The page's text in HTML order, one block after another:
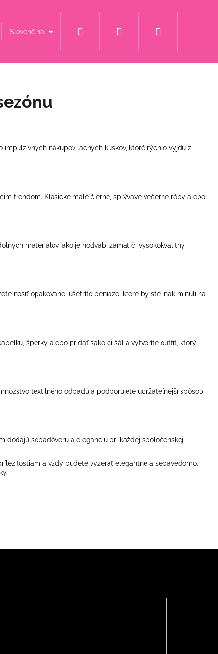
Šaty za super cenu Svadobné šaty
Slovenčina Prihlásenie
nákupov lacných kúskov, ktoré rýchlo vyjdú z
trendom. Klasické malé čierne, splývavé večerné róby alebo
materiálov, ako je hodváb, zamat či vysokokvalitný
nosiť opakovane, ušetríte peniaze, ktoré by ste inak minuli na
šperky alebo pridať sako či šál a vytvoríte outfit, ktorý
textilného odpadu a podporujete udržateľnejší spôsob
dodajú sebadôveru a eleganciu pri každej spoločenskej
a vždy budete vyzerať elegantne a sebavedomo.